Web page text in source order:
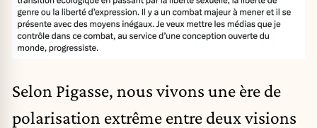
Selon Pigasse, nous vivons une ère de
polarisation extrême entre deux visions